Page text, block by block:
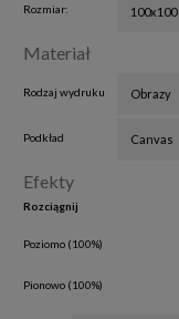
Rozmiar:
Materiał
Rodzaj wydruku
Podkład
Efekty
Rozciągnij
Poziomo (100%)
Pionowo (100%)